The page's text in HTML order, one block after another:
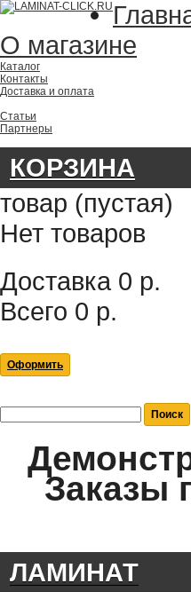
О магазине
Каталог
Контакты
Доставка и оплата
Статьи
Партнеры
КОРЗИНА
товар (пустая)
Нет товаров
Доставка 0 р.
Всего 0 р.
Оформить
Заказы
ЛАМИНАТ